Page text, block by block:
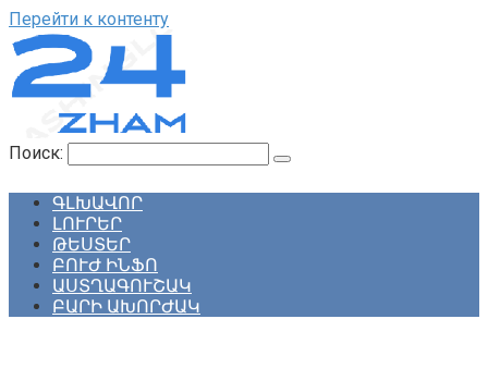
Перейти к контенту
Поиск:
ԳԼԽԱՎՈՐ
ԼՈՒՐԵՐ
ԹԵՍՏԵՐ
ԲՈՒԺ ԻՆՖՈ
ԱՍՏՂԱԳՈՒՇԱԿ
ԲԱՐԻ ԱԽՈՐԺԱԿ